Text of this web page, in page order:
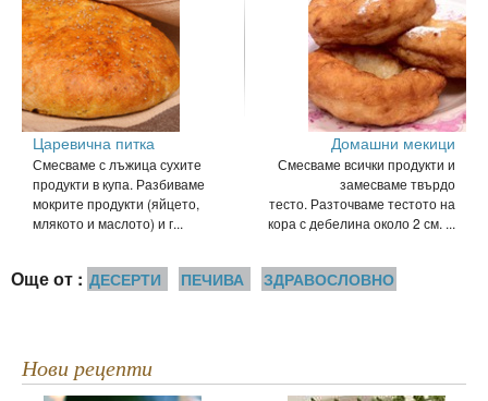
Царевична питка
Смесваме с лъжица сухите
продукти в купа. Разбиваме
мокрите продукти (яйцето,
млякото и маслото) и г...
Домашни мекици
Смесваме всички продукти и
замесваме твърдо
тесто. Разточваме тестото на
кора с дебелина около 2 см. ...
Още от : ДЕСЕРТИ ПЕЧИВА ЗДРАВОСЛОВНО
Нови рецепти